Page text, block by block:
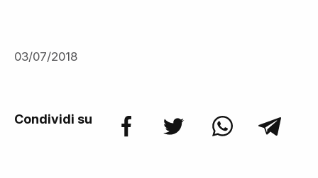
03/07/2018
Condividi su